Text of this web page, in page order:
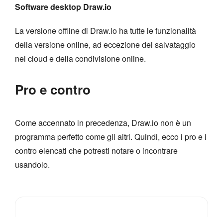
Software desktop Draw.io
La versione offline di Draw.io ha tutte le funzionalità
della versione online, ad eccezione del salvataggio
nel cloud e della condivisione online.
Pro e contro
Come accennato in precedenza, Draw.io non è un
programma perfetto come gli altri. Quindi, ecco i pro e i
contro elencati che potresti notare o incontrare
usandolo.